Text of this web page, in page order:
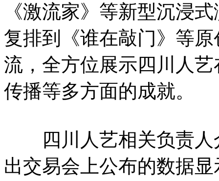
《激流家》等新型沉浸
复排到《谁在敲门》等
流，全方位展示四川人
传播等多方面的成就。
四川人艺相关负责人
出交易会上公布的数据